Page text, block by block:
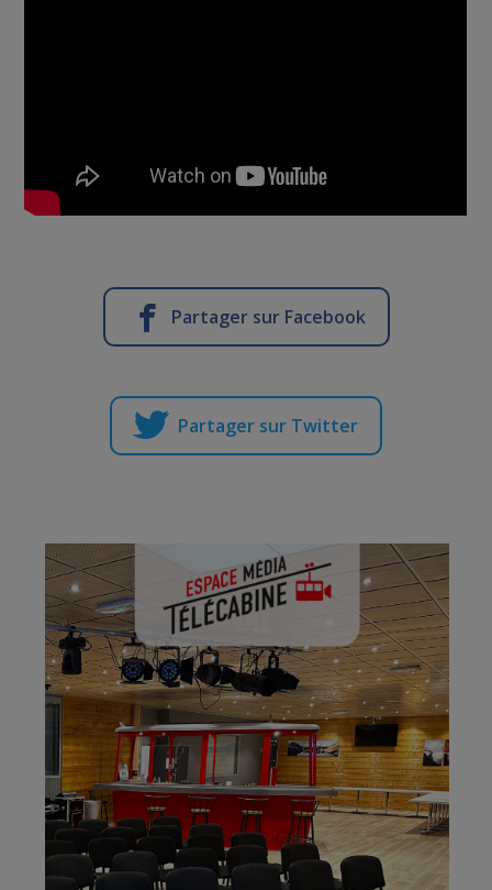
Partager sur Facebook
Partager sur Twitter